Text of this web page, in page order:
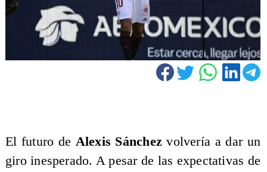
El futuro de Alexis Sánchezvolvería a dar un
giro inesperado. A pesar de las expectativas de